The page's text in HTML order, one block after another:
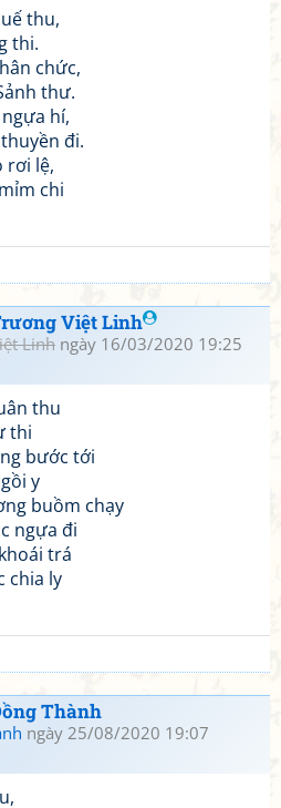
thu,
thi.
chức,
thư.
hí,
đi.
rơi lệ,
chi
Việt Linh
Linh ngày 16/03/2020 19:25
thu
thi
bước tới
y
buồm chạy
ngựa đi
trá
chia ly
Thành
ngày 25/08/2020 19:07